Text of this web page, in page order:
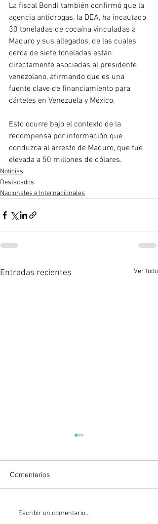
La fiscal Bondi también confirmó que la
agencia antidrogas, la DEA, ha incautado
30 toneladas de cocaína vinculadas a
Maduro y sus allegados, de las cuales
cerca de siete toneladas están
directamente asociadas al presidente
venezolano, afirmando que es una
fuente clave de financiamiento para
cárteles en Venezuela y México.
Esto ocurre bajo el contexto de la
recompensa por información que
conduzca al arresto de Maduro, que fue
elevada a 50 millones de dólares.
Noticias
Destacados
Nacionales e Internacionales
Entradas recientes Ver todo
La Fiscalía da un giro
Comentarios
Escribir un comentario...